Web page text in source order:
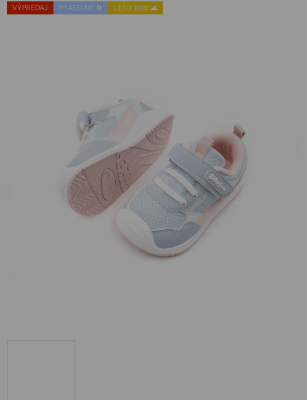
VÝPREDAJ PRATEĽNÉ 🌀 LETO 2026 🌊